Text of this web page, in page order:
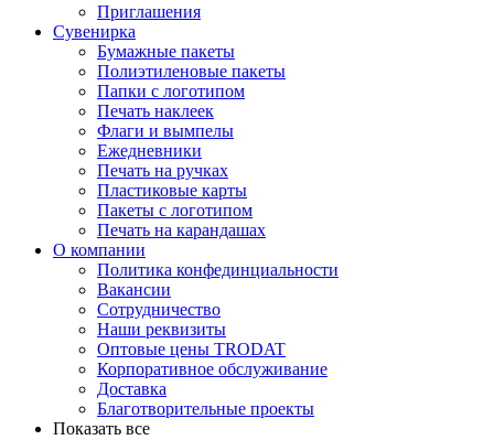
Приглашения
Сувенирка
Бумажные пакеты
Полиэтиленовые пакеты
Папки с логотипом
Печать наклеек
Флаги и вымпелы
Ежедневники
Печать на ручках
Пластиковые карты
Пакеты с логотипом
Печать на карандашах
О компании
Политика конфединциальности
Вакансии
Сотрудничество
Наши реквизиты
Оптовые цены TRODAT
Корпоративное обслуживание
Доставка
Благотворительные проекты
Показать все